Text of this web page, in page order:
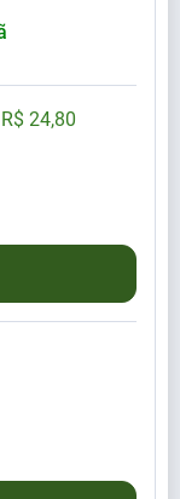
R$ 24,80